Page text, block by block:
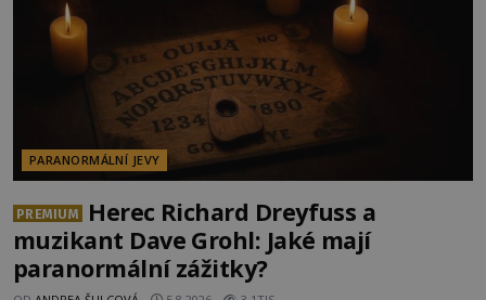
PARANORMÁLNÍ JEVY
PREMIUM
Herec Richard Dreyfuss a
muzikant Dave Grohl: Jaké mají
paranormální zážitky?